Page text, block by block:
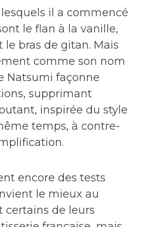
il a commencé
le flan à la vanille,
bras de gitan. Mais
comme son nom
Natsumi façonne
supprimant
inspirée du style
temps, à contre-
encore des tests
le mieux au
certains de leurs